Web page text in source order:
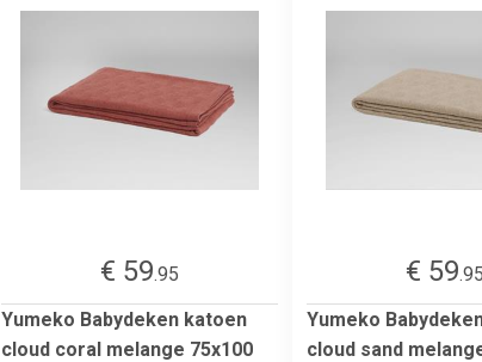
€ 59.95
Yumeko Babydeken katoen
cloud coral melange 75x100
€ 59.95
Yumeko
cloud sand